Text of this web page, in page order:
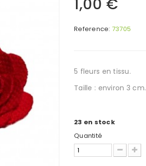
1,00 €
Reference: 73705
5 fleurs en tissu.
Taille : environ 3 cm.
23 en stock
Quantité